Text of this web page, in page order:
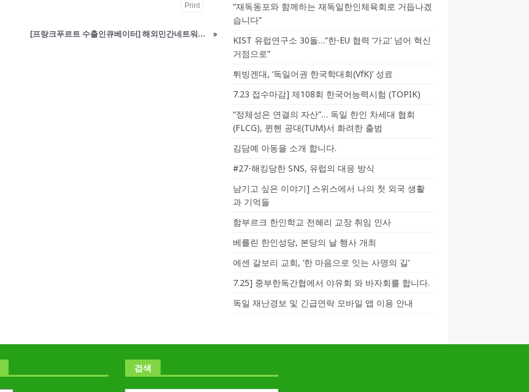
Print
[프랑크푸르트 수출인큐베이터] 해외민간네트워크 참가업체 모집 »
“재독동포와 함께하는 재독일한인체육회로 거듭나겠
습니다”
KIST 유럽연구소 30돌…“한-EU 협력 ‘가교’ 넘어 혁신
거점으로”
튀빙겐대, ‘독일어권 한국학대회(VfK)’ 성료
7.23 접수마감] 제108회 한국어능력시험 (TOPIK)
“정체성은 연결의 자산”… 독일 한인 차세대 협회
(FLCG), 뮌헨 공대(TUM)서 화려한 출범
김담예 아동을 소개 합니다.
#27-해킹당한 SNS, 유럽의 대응 방식
남기고 싶은 이야기] 스위스에서 나의 첫 외국 생활
과 기억들
함부르크 한인학교 전혜리 교장 취임 인사
베를린 한인성당, 본당의 날 행사 개최
에센 갈보리 교회, ‘한 마음으로 잇는 사명의 길’
7.25] 중부한독간협에서 야유회 와 바자회를 합니다.
독일 재난경보 및 긴급연락 모바일 앱 이용 안내
검색